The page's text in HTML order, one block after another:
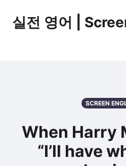
실전 영어 |
SCREEN
When Harry
“I’ll have